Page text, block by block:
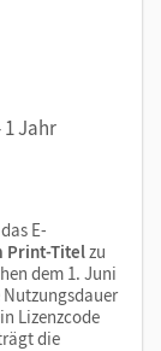
1 Jahr
E-
Print-Titelzu
dem 1. Juni
Nutzungsdauer
Lizenzcode
die